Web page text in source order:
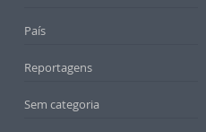
País
Reportagens
Sem categoria